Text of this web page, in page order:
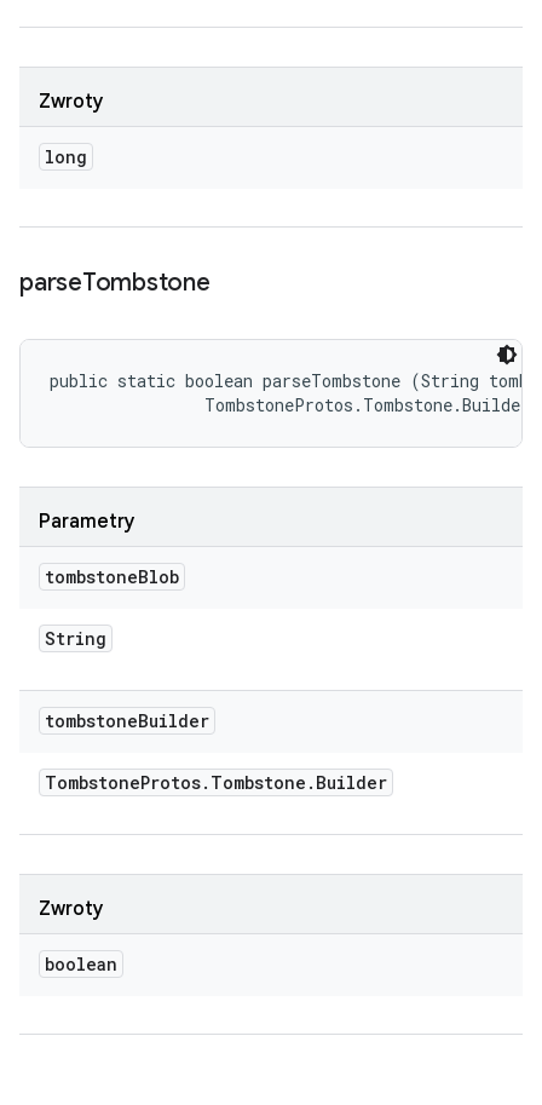
Zwroty
long
parseTombstone
public static boolean parseTombstone (String
TombstoneProtos.Tombstone.Builder
Parametry
tombstoneBlob
String
tombstoneBuilder
TombstoneProtos. Tombstone . Builder
Zwroty
boolean